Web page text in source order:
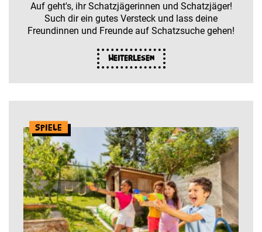
Auf geht's, ihr Schatzjägerinnen und Schatzjäger!
Such dir ein gutes Versteck und lass deine
Freundinnen und Freunde auf Schatzsuche gehen!
Weiterlesen
Spiele